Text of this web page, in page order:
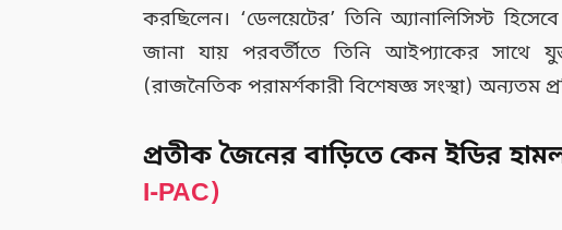
করছিলেন। ‘ডেলয়েটের’ তিনি অ্যানালিসিস্ট
জানা যায় পরবর্তীতে তিনি আইপ্যাকের সাথে
(রাজনৈতিক পরামর্শকারী বিশেষজ্ঞ সংস্থা) অন্যতম
প্রতীক জৈনের বাড়িতে কেন ইডির
I-PAC)